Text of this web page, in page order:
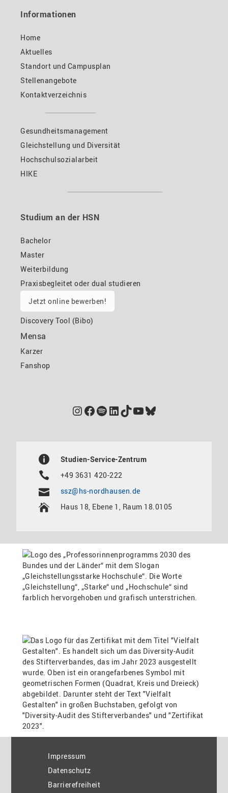
Informationen
Home
Aktuelles
Standort und Campusplan
Stellenangebote
Kontaktverzeichnis
Gesundheitsmanagement
Gleichstellung und Diversität
Hochschulsozialarbeit
HIKE
Studium an der HSN
Bachelor
Master
Weiterbildung
Praxisbegleitet oder dual studieren
Jetzt online bewerben!
Discovery Tool (Bibo)
Mensa
Karzer
Fanshop
Instagram
Facebook
Spotify
LinkedIn
TikTok
YouTube
Bluesky
Studien-Service-Zentrum
+49 3631 420-222
ssz@hs-nordhausen.de
Haus 18, Ebene 1, Raum 18.0105
Impressum
Datenschutz
Barrierefreiheit